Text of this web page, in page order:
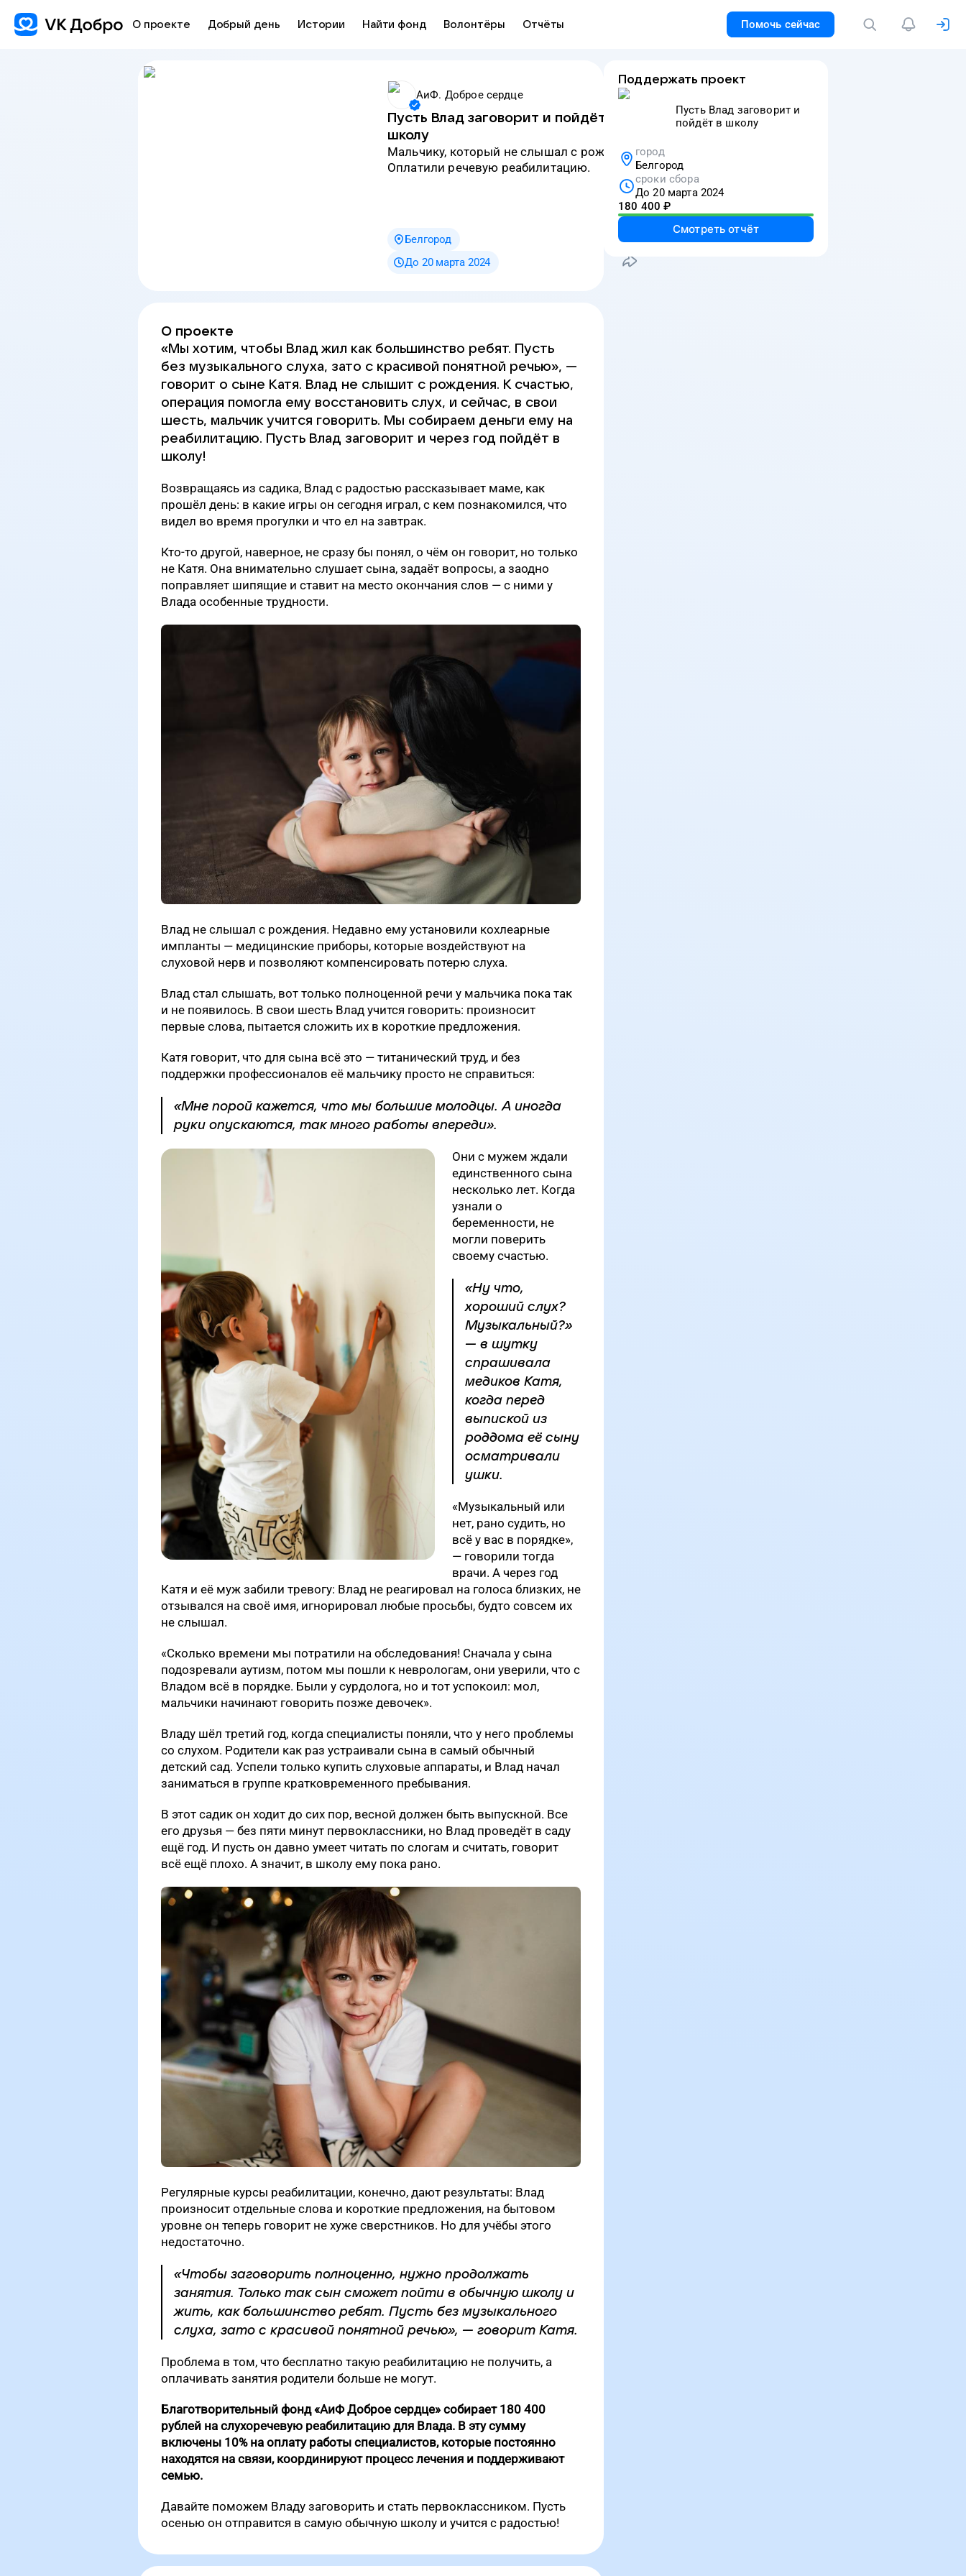
О проекте Добрый день Истории Найти фонд Волонтёры Отчёты Помочь сейчас
АиФ. Доброе сердце
Пусть Влад заговорит и пойдёт в
школу
мальчику, который не слышал с рождения.
Оплатили речевую реабилитацию.
Белгород
До 20 марта 2024
О проекте
«Мы хотим, чтобы Влад жил как большинство ребят. Пусть
без музыкального слуха, зато с красивой понятной речью», —
говорит о сыне Катя. Влад не слышит с рождения. К счастью,
операция помогла ему восстановить слух, и сейчас, в свои
шесть, мальчик учится говорить. Мы собираем деньги ему на
реабилитацию. Пусть Влад заговорит и через год пойдёт в
школу!
Возвращаясь из садика, Влад с радостью рассказывает маме, как
прошёл день: в какие игры он сегодня играл, с кем познакомился, что
видел во время прогулки и что ел на завтрак.
Кто-то другой, наверное, не сразу бы понял, о чём он говорит, но только
не Катя. Она внимательно слушает сына, задаёт вопросы, а заодно
поправляет шипящие и ставит на место окончания слов — с ними у
Влада особенные трудности.
Влад не слышал с рождения. Недавно ему установили кохлеарные
импланты — медицинские приборы, которые воздействуют на
слуховой нерв и позволяют компенсировать потерю слуха.
Влад стал слышать, вот только полноценной речи у мальчика пока так
и не появилось. В свои шесть Влад учится говорить: произносит
первые слова, пытается сложить их в короткие предложения.
Катя говорит, что для сына всё это — титанический труд, и без
поддержки профессионалов её мальчику просто не справиться:
«Мне порой кажется, что мы большие молодцы. А иногда
руки опускаются, так много работы впереди».
Они с мужем ждали
единственного сына
несколько лет. Когда
узнали о
беременности, не
могли поверить
своему счастью.
«Ну что,
хороший слух?
Музыкальный?»
— в шутку
спрашивала
медиков Катя,
когда перед
выпиской из
роддома её сыну
осматривали
ушки.
«Музыкальный или
нет, рано судить, но
всё у вас в порядке»,
— говорили тогда
врачи. А через год
Катя и её муж забили тревогу: Влад не реагировал на голоса близких, не
отзывался на своё имя, игнорировал любые просьбы, будто совсем их
не слышал.
«Сколько времени мы потратили на обследования! Сначала у сына
подозревали аутизм, потом мы пошли к неврологам, они уверили, что с
Владом всё в порядке. Были у сурдолога, но и тот успокоил: мол,
мальчики начинают говорить позже девочек».
Владу шёл третий год, когда специалисты поняли, что у него проблемы
со слухом. Родители как раз устраивали сына в самый обычный
детский сад. Успели только купить слуховые аппараты, и Влад начал
заниматься в группе кратковременного пребывания.
В этот садик он ходит до сих пор, весной должен быть выпускной. Все
его друзья — без пяти минут первоклассники, но Влад проведёт в саду
ещё год. И пусть он давно умеет читать по слогам и считать, говорит
всё ещё плохо. А значит, в школу ему пока рано.
Регулярные курсы реабилитации, конечно, дают результаты: Влад
произносит отдельные слова и короткие предложения, на бытовом
уровне он теперь говорит не хуже сверстников. Но для учёбы этого
недостаточно.
«Чтобы заговорить полноценно, нужно продолжать
занятия. Только так сын сможет пойти в обычную школу и
жить, как большинство ребят. Пусть без музыкального
слуха, зато с красивой понятной речью», — говорит Катя.
Проблема в том, что бесплатно такую реабилитацию не получить, а
оплачивать занятия родители больше не могут.
Благотворительный фонд «АиФ Доброе сердце» собирает 180 400
рублей на слухоречевую реабилитацию для Влада. В эту сумму
включены 10% на оплату работы специалистов, которые постоянно
находятся на связи, координируют процесс лечения и поддерживают
семью.
Давайте поможем Владу заговорить и стать первоклассником. Пусть
осенью он отправится в самую обычную школу и учится с радостью!
Поддержать проект
Пусть Влад заговорит и
пойдёт в школу
город
Белгород
сроки сбора
До 20 марта 2024
180 400 ₽
Смотреть отчёт